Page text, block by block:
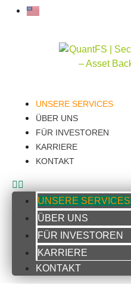
UNSERE SERVICES
ÜBER UNS
FÜR INVESTOREN
KARRIERE
KONTAKT
UNSERE SERVICES
ÜBER UNS
FÜR INVESTOREN
KARRIERE
KONTAKT